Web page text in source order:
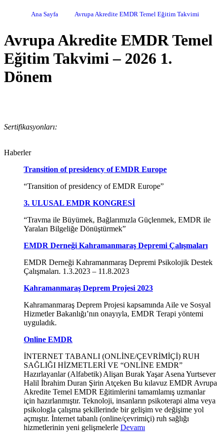
Ana Sayfa Avrupa Akredite EMDR Temel Eğitim Takvimi
Avrupa Akredite EMDR Temel
Eğitim Takvimi – 2026 1.
Dönem
Sertifikasyonları:
Haberler
Transition of presidency of EMDR Europe
“Transition of presidency of EMDR Europe”
3. ULUSAL EMDR KONGRESİ
“Travma ile Büyümek, Bağlarımızla Güçlenmek, EMDR ile
Yaraları Bilgeliğe Dönüştürmek”
EMDR Derneği Kahramanmaraş Depremi Çalışmaları
EMDR Derneği Kahramanmaraş Depremi Psikolojik Destek
Çalışmaları. 1.3.2023 – 11.8.2023
Kahramanmaraş Deprem Projesi 2023
Kahramanmaraş Deprem Projesi kapsamında Aile ve Sosyal
Hizmetler Bakanlığı’nın onayıyla, EMDR Terapi yöntemi
uyguladık.
Online EMDR
İNTERNET TABANLI (ONLİNE/ÇEVRİMİÇİ) RUH
SAĞLIĞI HİZMETLERİ VE “ONLİNE EMDR”
Hazırlayanlar (Alfabetik) Alişan Burak Yaşar Asena Yurtsever
Halil İbrahim Duran Şirin Atçeken Bu kılavuz EMDR Avrupa
Akredite Temel EMDR Eğitimlerini tamamlamış uzmanlar
için hazırlanmıştır. Teknoloji, insanların psikoterapi alma veya
psikologla çalışma şekillerinde bir gelişim ve değişime yol
açmıştır. İnternet tabanlı (online/çevrimiçi) ruh sağlığı
hizmetlerinin yeni gelişmelerle Devamı